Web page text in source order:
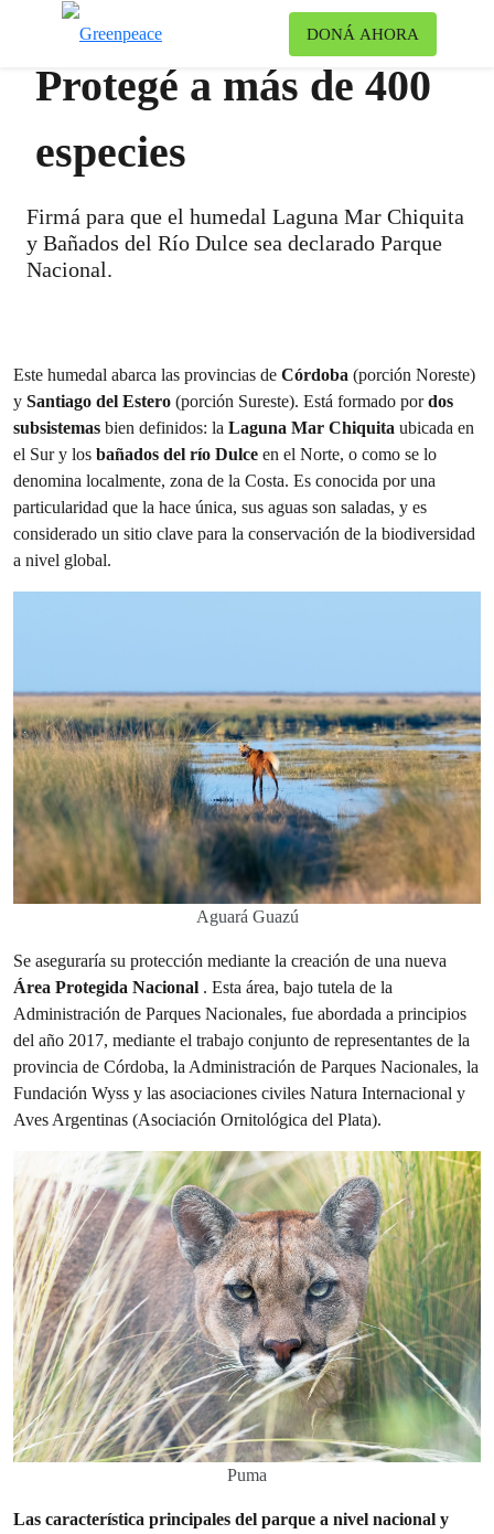
DONÁ AHORA
Protegé a más de 400
especies
Firmá para que el humedal Laguna Mar Chiquita
y Bañados del Río Dulce sea declarado Parque
Nacional.
Este humedal abarca las provincias de Córdoba (porción Noreste)
y Santiago del Estero (porción Sureste). Está formado pordos
subsistemas bien definidos: la Laguna Mar Chiquita ubicada en
el Sur y los bañados del río Dulce en el Norte, o como se lo
denomina localmente, zona de la Costa. Es conocida por una
particularidad que la hace única, sus aguas son saladas, y es
considerado un sitio clave para la conservación de la biodiversidad
a nivel global.
Aguará Guazú
Se aseguraría su protección mediante la creación de una nueva
Área Protegida Nacional . Esta área, bajo tutela de la
Administración de Parques Nacionales, fue abordada a principios
del año 2017, mediante el trabajo conjunto de representantes de la
provincia de Córdoba, la Administración de Parques Nacionales, la
Fundación Wyss y las asociaciones civiles Natura Internacional y
Aves Argentinas (Asociación Ornitológica del Plata).
Puma
Las característica principales del parque a nivel nacional y